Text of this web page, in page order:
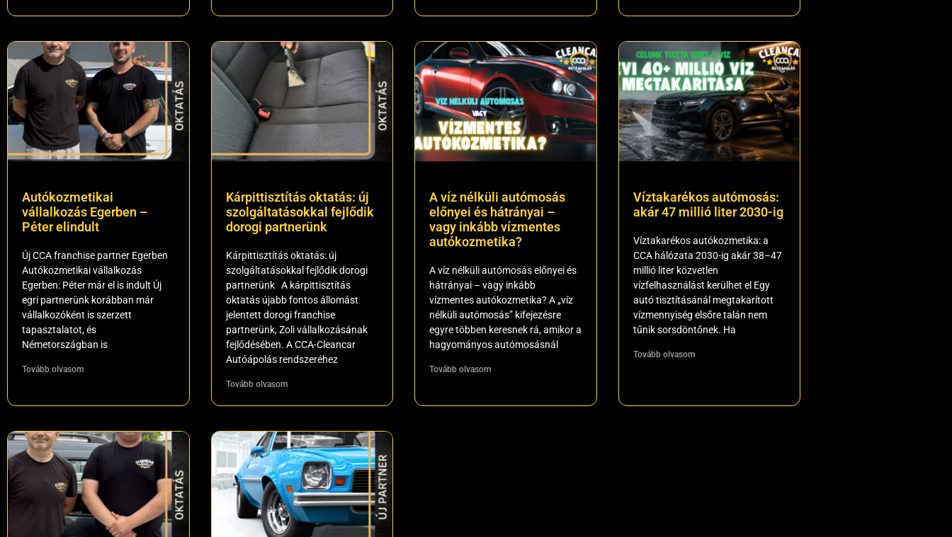
Autókozmetikai
vállalkozás Egerben –
Péter elindult
Új CCA franchise partner Egerben
Autókozmetikai vállalkozás
Egerben: Péter már el is indult Új
egri partnerünk korábban már
vállalkozóként is szerzett
tapasztalatot, és
Németországban is
Tovább olvasom
Kárpittisztítás oktatás: új
szolgáltatásokkal fejlődik
dorogi partnerünk
Kárpittisztítás oktatás: új
szolgáltatásokkal fejlődik dorogi
partnerünk A kárpittisztítás
oktatás újabb fontos állomást
jelentett dorogi franchise
partnerünk, Zoli vállalkozásának
fejlődésében. A CCA-Cleancar
Autóápolás rendszeréhez
Tovább olvasom
A víz nélküli autómosás
előnyei és hátrányai –
vagy inkább vízmentes
autókozmetika?
A víz nélküli autómosás előnyei és
hátrányai – vagy inkább
vízmentes autókozmetika? A „víz
nélküli autómosás” kifejezésre
egyre többen keresnek rá, amikor a
hagyományos autómosásnál
Tovább olvasom
Víztakarékos autómosás:
akár 47 millió liter 2030-ig
Víztakarékos autókozmetika: a
CCA hálózata 2030-ig akár 38–47
millió liter közvetlen
vízfelhasználást kerülhet el Egy
autó tisztításánál megtakarított
vízmennyiség elsőre talán nem
tűnik sorsdöntőnek. Ha
Tovább olvasom